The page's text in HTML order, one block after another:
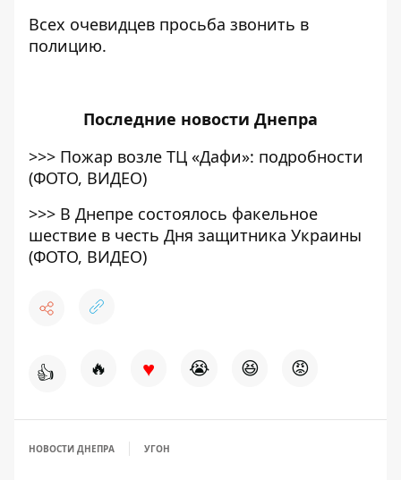
Всех очевидцев просьба звонить в
полицию.
Последние новости Днепра
>>> Пожар возле ТЦ «Дафи»: подробности
(ФОТО, ВИДЕО)
>>> В Днепре состоялось факельное
шествие в честь Дня защитника Украины
(ФОТО, ВИДЕО)
👍 🔥 ♥ 😭 😆 😡
НОВОСТИ ДНЕПРА УГОН